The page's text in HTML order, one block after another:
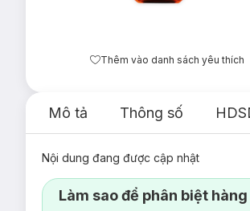
Thêm vào danh sách yêu thích
Mô tả Thông số
Nội dung đang được cập nhật
Làm sao để phân biệt